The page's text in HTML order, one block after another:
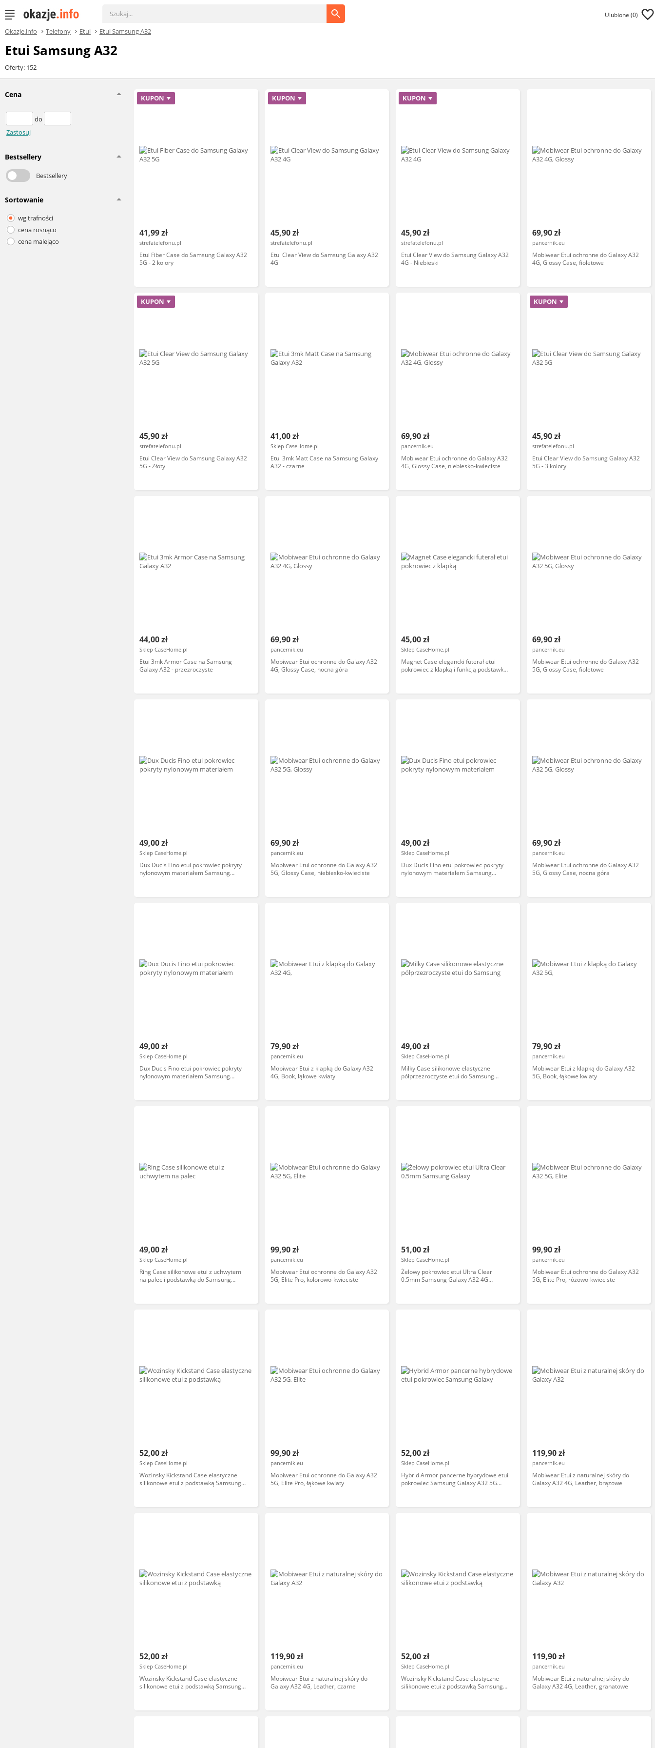
Ulubione (0)
Okazje.info Telefony Etui Etui Samsung A32
Etui Samsung A32
Oferty: 152
Cena
do
Zastosuj
Bestsellery
Bestsellery
Sortowanie
wg trafności
cena rosnąco
cena malejąco
KUPON
41,99 zł
strefatelefonu.pl
Etui Fiber Case do Samsung Galaxy A32
5G - 2 kolory
KUPON
45,90 zł
strefatelefonu.pl
Etui Clear View do Samsung Galaxy A32
4G
KUPON
45,90 zł
strefatelefonu.pl
Etui Clear View do Samsung Galaxy A32
4G - Niebieski
69,90 zł
pancernik.eu
Mobiwear Etui ochronne do Galaxy A32
4G, Glossy Case, fioletowe
KUPON
45,90 zł
strefatelefonu.pl
Etui Clear View do Samsung Galaxy A32
5G - Złoty
41,00 zł
Sklep CaseHome.pl
Etui 3mk Matt Case na Samsung Galaxy
A32 - czarne
69,90 zł
pancernik.eu
Mobiwear Etui ochronne do Galaxy A32
4G, Glossy Case, niebiesko-kwieciste
KUPON
45,90 zł
strefatelefonu.pl
Etui Clear View do Samsung Galaxy A32
5G - 3 kolory
44,00 zł
Sklep CaseHome.pl
Etui 3mk Armor Case na Samsung
Galaxy A32 - przezroczyste
69,90 zł
pancernik.eu
Mobiwear Etui ochronne do Galaxy A32
4G, Glossy Case, nocna góra
45,00 zł
Sklep CaseHome.pl
Magnet Case elegancki futerał etui
pokrowiec z klapką i funkcją podstawki
69,90 zł
pancernik.eu
Mobiwear Etui ochronne do Galaxy A32
5G, Glossy Case, fioletowe
49,00 zł
Sklep CaseHome.pl
Dux Ducis Fino etui pokrowiec pokryty
nylonowym materiałem Samsung
69,90 zł
pancernik.eu
Mobiwear Etui ochronne do Galaxy A32
5G, Glossy Case, niebiesko-kwieciste
49,00 zł
Sklep CaseHome.pl
Dux Ducis Fino etui pokrowiec pokryty
nylonowym materiałem Samsung
69,90 zł
pancernik.eu
Mobiwear Etui ochronne do Galaxy A32
5G, Glossy Case, nocna góra
49,00 zł
Sklep CaseHome.pl
Dux Ducis Fino etui pokrowiec pokryty
nylonowym materiałem Samsung
79,90 zł
pancernik.eu
Mobiwear Etui z klapką do Galaxy A32
4G, Book, łąkowe kwiaty
49,00 zł
Sklep CaseHome.pl
Milky Case silikonowe elastyczne
półprzezroczyste etui do Samsung
79,90 zł
pancernik.eu
Mobiwear Etui z klapką do Galaxy A32
5G, Book, łąkowe kwiaty
49,00 zł
Sklep CaseHome.pl
Ring Case silikonowe etui z uchwytem
na palec i podstawką do Samsung
99,90 zł
pancernik.eu
Mobiwear Etui ochronne do Galaxy A32
5G, Elite Pro, kolorowo-kwieciste
51,00 zł
Sklep CaseHome.pl
Żelowy pokrowiec etui Ultra Clear
0.5mm Samsung Galaxy A32 4G
99,90 zł
pancernik.eu
Mobiwear Etui ochronne do Galaxy A32
5G, Elite Pro, różowo-kwieciste
52,00 zł
Sklep CaseHome.pl
Wozinsky Kickstand Case elastyczne
silikonowe etui z podstawką Samsung
99,90 zł
pancernik.eu
Mobiwear Etui ochronne do Galaxy A32
5G, Elite Pro, łąkowe kwiaty
52,00 zł
Sklep CaseHome.pl
Hybrid Armor pancerne hybrydowe etui
pokrowiec Samsung Galaxy A32 5G
119,90 zł
pancernik.eu
Mobiwear Etui z naturalnej skóry do
Galaxy A32 4G, Leather, brązowe
52,00 zł
Sklep CaseHome.pl
Wozinsky Kickstand Case elastyczne
silikonowe etui z podstawką Samsung
119,90 zł
pancernik.eu
Mobiwear Etui z naturalnej skóry do
Galaxy A32 4G, Leather, czarne
52,00 zł
Sklep CaseHome.pl
Wozinsky Kickstand Case elastyczne
silikonowe etui z podstawką Samsung
119,90 zł
pancernik.eu
Mobiwear Etui z naturalnej skóry do
Galaxy A32 4G, Leather, granatowe